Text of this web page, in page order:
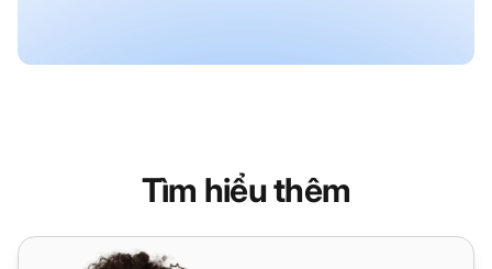
Tìm hiểu thêm
CoreCommerce